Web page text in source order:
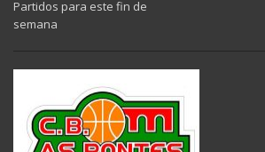
Partidos para este fin de
semana